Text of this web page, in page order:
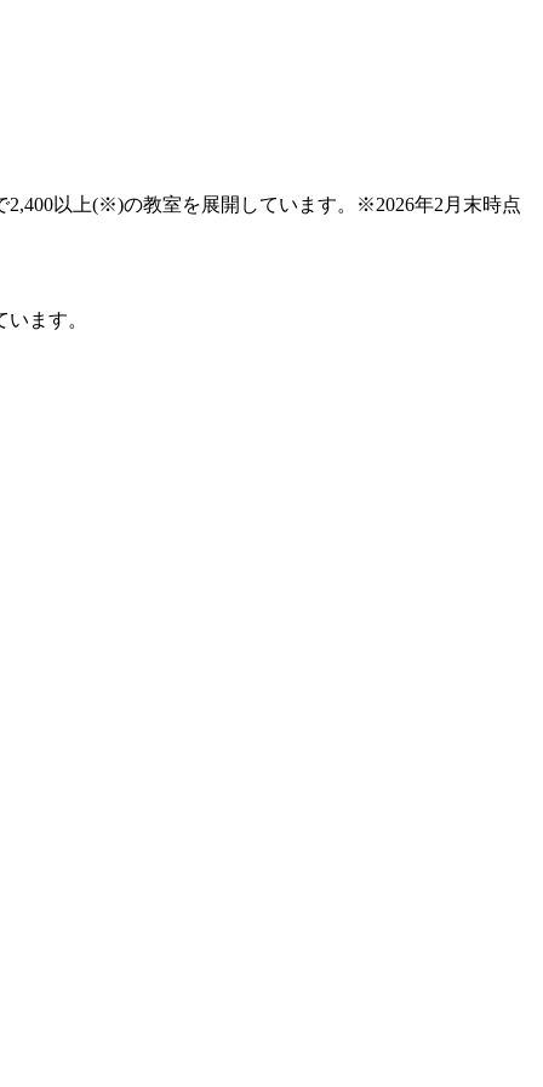
以上(※)の教室を展開しています。※2026年2月末時点
ます。